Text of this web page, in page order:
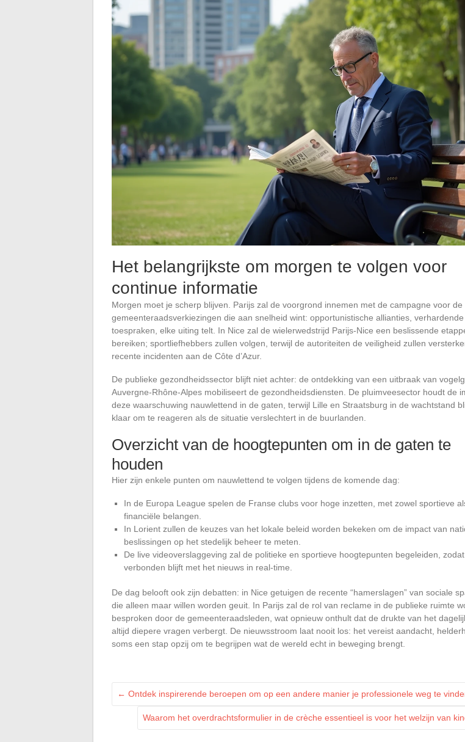
Het belangrijkste om morgen te volgen voor
continue informatie
Morgen moet je scherp blijven. Parijs zal de voorgrond innemen met de campagne voor de
gemeenteraadsverkiezingen die aan snelheid wint: opportunistische allianties, verhardende
toespraken, elke uiting telt. In Nice zal de wielerwedstrijd Parijs-Nice een beslissende
bereiken; sportliefhebbers zullen volgen, terwijl de autoriteiten de veiligheid zullen
recente incidenten aan de Côte d’Azur.
De publieke gezondheidssector blijft niet achter: de ontdekking van een uitbraak van
Auvergne-Rhône-Alpes mobiliseert de gezondheidsdiensten. De pluimveesector houdt de
deze waarschuwing nauwlettend in de gaten, terwijl Lille en Straatsburg in de wachtstand
klaar om te reageren als de situatie verslechtert in de buurlanden.
Overzicht van de hoogtepunten om in de gaten te
houden
Hier zijn enkele punten om nauwlettend te volgen tijdens de komende dag:
In de Europa League spelen de Franse clubs voor hoge inzetten, met zowel sportieve
financiële belangen.
In Lorient zullen de keuzes van het lokale beleid worden bekeken om de impact van
beslissingen op het stedelijk beheer te meten.
De live videoverslaggeving zal de politieke en sportieve hoogtepunten begeleiden,
verbonden blijft met het nieuws in real-time.
De dag belooft ook zijn debatten: in Nice getuigen de recente “hamerslagen” van sociale
die alleen maar willen worden geuit. In Parijs zal de rol van reclame in de publieke ruimte
besproken door de gemeenteraadsleden, wat opnieuw onthult dat de drukte van het
altijd diepere vragen verbergt. De nieuwsstroom laat nooit los: het vereist aandacht,
soms een stap opzij om te begrijpen wat de wereld echt in beweging brengt.
← Ontdek inspirerende beroepen om op een andere manier je professionele weg te
Waarom het overdrachtsformulier in de crèche essentieel is voor het welzijn van